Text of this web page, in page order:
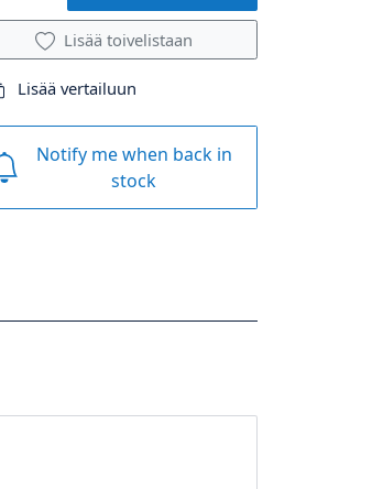
Lisää toivelistaan
Lisää vertailuun
Notify me when back in
stock